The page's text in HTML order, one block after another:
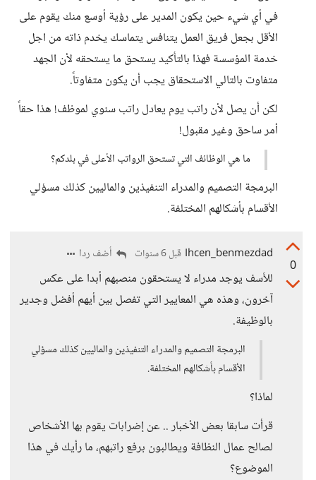
في أي شيء حين يكون المدير على رؤية أوسع منك يقوم على
الأقل بجعل فريق العمل يتنافس يتماسك يخدم ذاته من اجل
خدمة المؤسسة فهذا بالتأكيد يستحق ما يستحقه لأن الجهد
متفاوت بالتالي الاستحقاق يجب أن يكون متفاوتاً.
لكن أن يصل لأن راتب يوم يعادل راتب سنوي لموظف! هذا حقاً
أمر ساحق وغير مقبول!
ما هي الوظائف التي تستحق الرواتب الأعلى في بلدكم؟
البرمجة التصميم والمدراء التنفيذين والماليين كذلك مسؤلي
الأقسام بأشكالهم المختلفة.
0
Ihcen_benmezdad قبل 6 سنوات أضف ردا
للأسف يوجد مدراء لا يستحقون منصبهم أبدا على عكس
آخرون، وهذه هي المعايير التي تفصل بين أيهم أفضل وجدير
بالوظيفة.
البرمجة التصميم والمدراء التنفيذين والماليين كذلك مسؤلي
الأقسام بأشكالهم المختلفة.
لماذا؟
قرأت سابقا بعض الأخبار .. عن إضرابات يقوم بها الأشخاص
لصالح عمال النظافة ويطالبون برفع راتبهم، ما رأيك في هذا
الموضوع؟